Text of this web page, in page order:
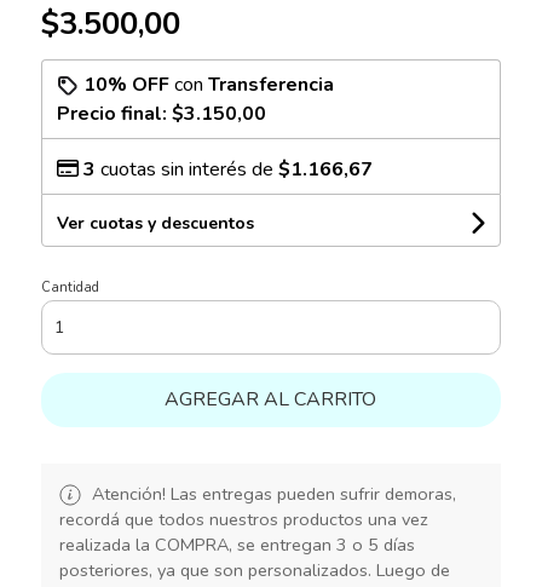
$3.500,00
10% OFFcon Transferencia
Precio final: $3.150,00
3 cuotas sin interés de $1.166,67
Ver cuotas y descuentos
Cantidad
AGREGAR AL CARRITO
Atención! Las entregas pueden sufrir demoras,
recordá que todos nuestros productos una vez
realizada la COMPRA, se entregan 3 o 5 días
posteriores, ya que son personalizados. Luego de